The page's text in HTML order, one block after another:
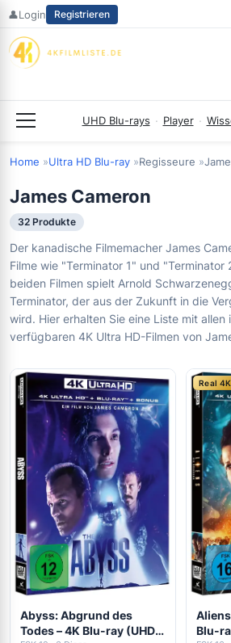
Zum
springen
👤Login Registrieren
UHD Blu-rays · Player ·
Home Ultra HD Blu-ray Regisseure
James Cameron
32 Produkte
Der kanadische Filmemacher James
Filme wie "Terminator 1" und "Terminator
beiden Filmen spielt Arnold
Terminator, der aus der Zukunft in die
wird. Hier erhalten Sie eine Liste mit allen
verfügbaren 4K Ultra HD-Filmen von
Abyss: Abgrund des
Todes – 4K Blu-ray (UHD +
Real 4K
Blu-